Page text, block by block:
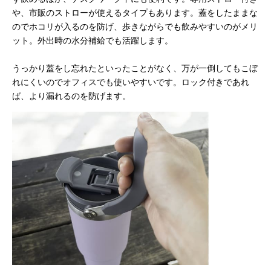
や、市販のストローが使えるタイプもあります。蓋をしたままな
のでホコリが入るのを防げ、歩きながらでも飲みやすいのがメリ
ット。外出時の水分補給でも活躍します。
うっかり蓋をし忘れたといったことがなく、万が一倒してもこぼ
れにくいのでオフィスでも使いやすいです。ロック付きであれ
ば、より漏れるのを防げます。